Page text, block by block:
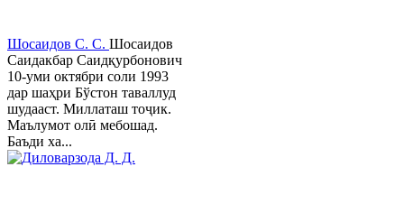
Шосаидов С. С. Шосаидов
Саидакбар Саидқурбонович
10-уми октябри соли 1993
дар шаҳри Бўстон таваллуд
шудааст. Миллаташ тоҷик.
Маълумот олӣ мебошад.
Баъди ха...